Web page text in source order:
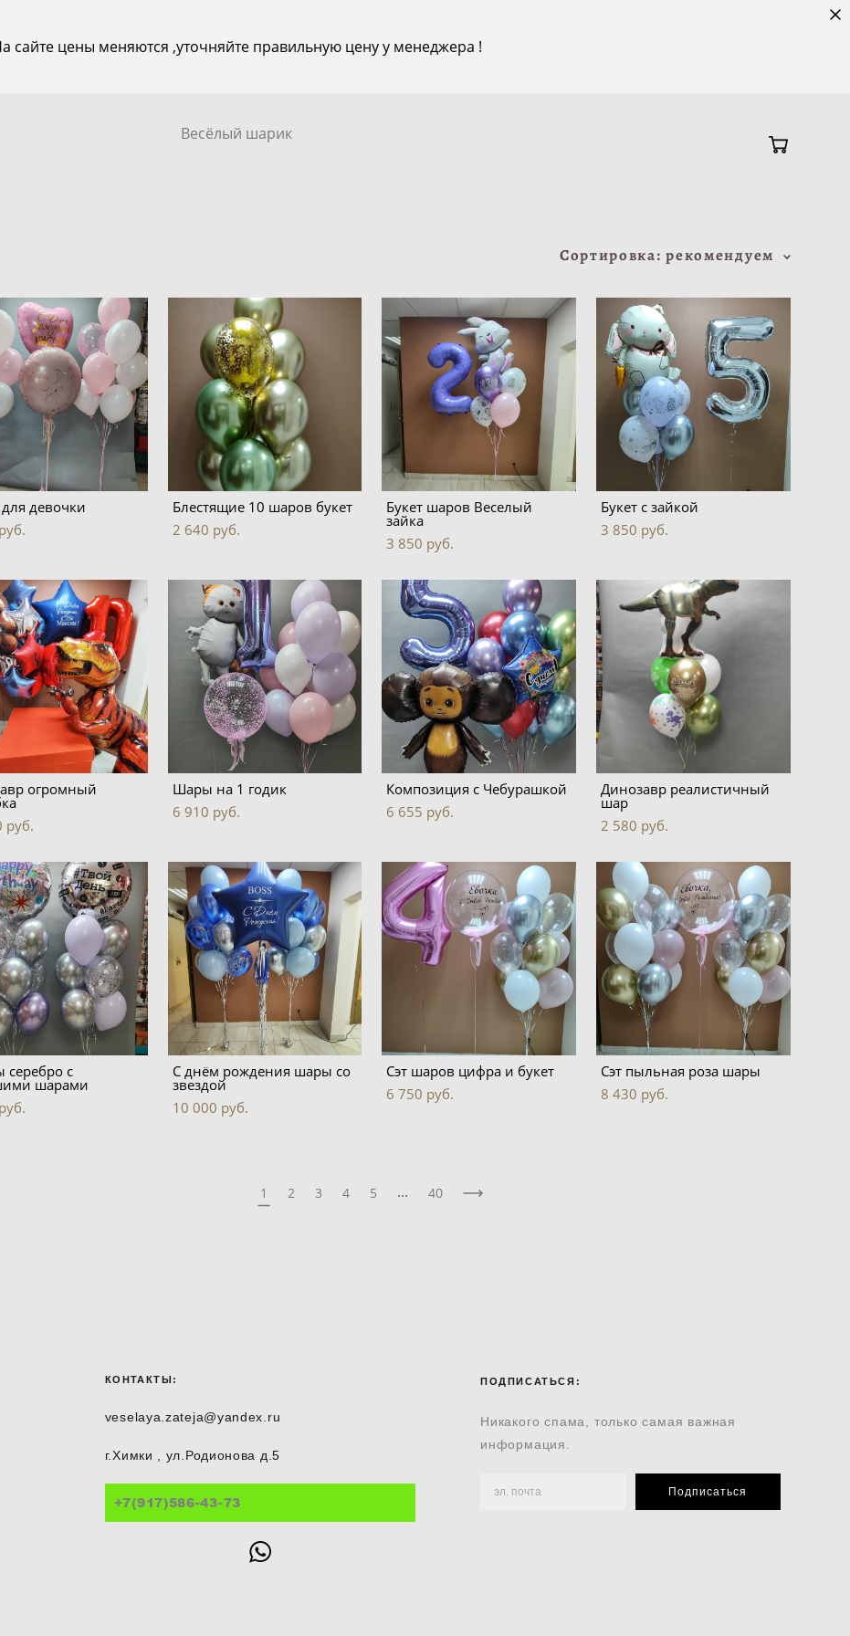
сайте цены меняются ,уточняйте правильную цену у менеджера !
Весёлый шарик
Сортировка: рекомендуем
девочки
Блестящие 10 шаров букет
2 640 pуб.
Букет шаров Веселый
зайка
3 850 pуб.
Букет с зайкой
3 850 pуб.
огромный
pуб.
Шары на 1 годик
6 910 pуб.
Композиция с Чебурашкой
6 655 pуб.
Динозавр реалистичный
шар
2 580 pуб.
серебро с
шарами
С днём рождения шары со
звездой
10 000 pуб.
Сэт шаров цифра и букет
6 750 pуб.
Сэт пыльная роза шары
8 430 pуб.
1 2 3 4 5 ... 40
КОНТАКТЫ:
veselaya.zateja@yandex.ru
г.Химки , ул.Родионова д.5
+7(917)586-43-73
ПОДПИСАТЬСЯ:
Никакого спама, только самая важная
информация.
Подписаться